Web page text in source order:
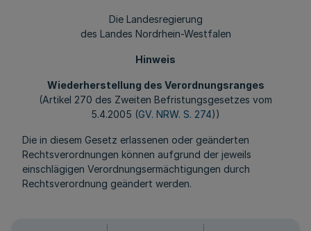
Die Landesregierung
des Landes Nordrhein-Westfalen
Hinweis
Wiederherstellung des Verordnungsranges
(Artikel 270 des Zweiten Befristungsgesetzes vom
5.4.2005 (GV. NRW. S. 274))
Die in diesem Gesetz erlassenen oder geänderten
Rechtsverordnungen können aufgrund der jeweils
einschlägigen Verordnungsermächtigungen durch
Rechtsverordnung geändert werden.